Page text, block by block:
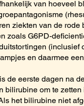
van hoeveel
ziekten van de rode
zoals G6PD-
(inclusief
en daarmee
de eerste dagen na
bilirubine om te
het bilirubine niet